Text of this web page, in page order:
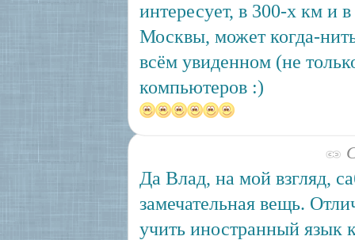
интересует, в 300-х км и
Москвы, может когда-
всём увиденном (не
компьютеров :)
Да Влад, на мой взгляд,
замечательная вещь.
учить иностранный язык